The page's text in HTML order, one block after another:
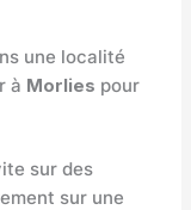
une localité
à Morlies pour
sur des
sur une